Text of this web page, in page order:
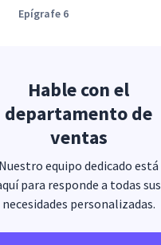
Epígrafe 6
Hable con el
departamento de
ventas
Nuestro equipo dedicado está
para responde a todas sus
necesidades personalizadas.